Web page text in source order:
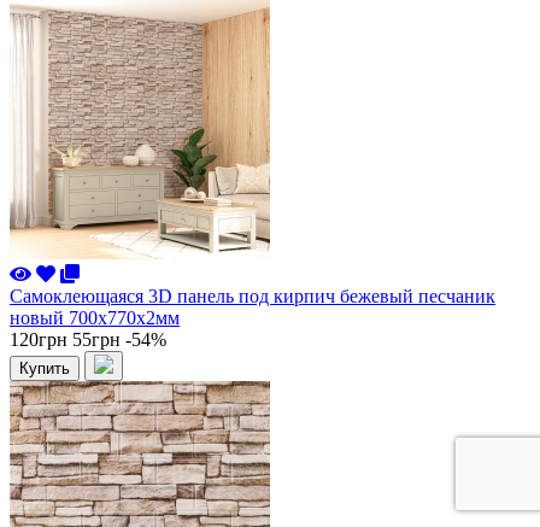
Самоклеющаяся 3D панель под кирпич бежевый песчаник
новый 700x770x2мм
120грн 55грн -54%
Купить